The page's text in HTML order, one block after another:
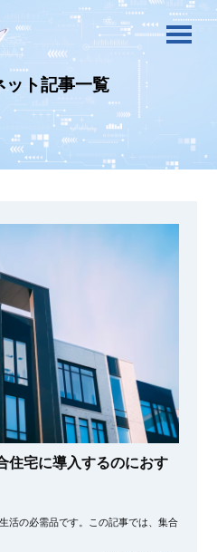
ット記事一覧
住宅に導入するのにおす
活の必需品です。この記事では、集合